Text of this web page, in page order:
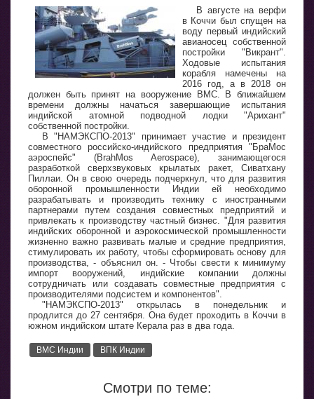
В августе на верфи
в Коччи был спущен на
воду первый индийский
авианосец собственной
постройки "Викрант".
Ходовые испытания
корабля намечены на
2016 год, а в 2018 он
должен быть принят на вооружение ВМС. В ближайшем
времени должны начаться завершающие испытания
индийской атомной подводной лодки "Арихант"
собственной постройки.
В "НАМЭКСПО-2013" принимает участие и президент
совместного российско-индийского предприятия "БраМос
аэроспейс" (BrahMos Aerospace), занимающегося
разработкой сверхзвуковых крылатых ракет, Сиватхану
Пиллаи. Он в свою очередь подчеркнул, что для развития
оборонной промышленности Индии ей необходимо
разрабатывать и производить технику с иностранными
партнерами путем создания совместных предприятий и
привлекать к производству частный бизнес. "Для развития
индийских оборонной и аэрокосмической промышленности
жизненно важно развивать малые и средние предприятия,
стимулировать их работу, чтобы сформировать основу для
производства, - объяснил он. - Чтобы свести к минимуму
импорт вооружений, индийские компании должны
сотрудничать или создавать совместные предприятия с
производителями подсистем и компонентов".
"НАМЭКСПО-2013" открылась в понедельник и
продлится до 27 сентября. Она будет проходить в Коччи в
южном индийском штате Керала раз в два года.
ВМС Индии ВПК Индии
Смотри по теме: